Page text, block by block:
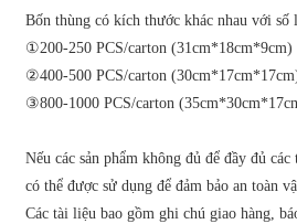
Bốn thùng có kích thước khác nhau với số
①200-250 PCS/carton (31cm*18cm*9cm)
②400-500 PCS/carton
③800-1000 PCS/carton
Nếu các sản phẩm không đủ để đầy đủ
có thể được sử dụng để đảm bảo an toàn
Các tài liệu bao gồm ghi chú giao hàng,